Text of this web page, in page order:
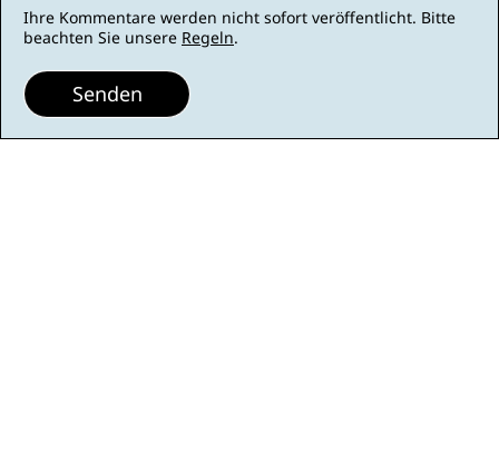
Ihre Kommentare werden nicht sofort veröffentlicht. Bitte
beachten Sie unsere Regeln.
Senden